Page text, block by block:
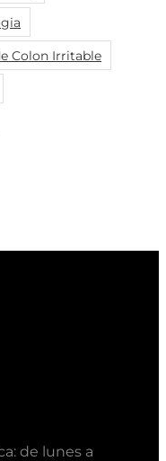
Colon Irritable
de lunes a